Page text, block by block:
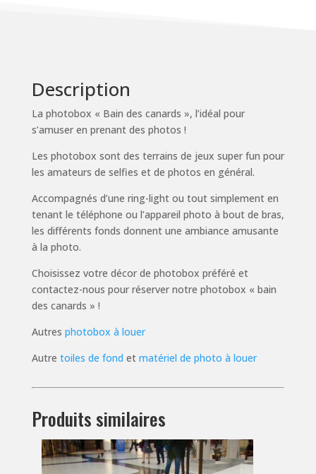
Description
La photobox « Bain des canards », l’idéal pour
s’amuser en prenant des photos !
Les photobox sont des terrains de jeux super fun pour
les amateurs de selfies et de photos en général.
Accompagnés d’une ring-light ou tout simplement en
tenant le téléphone ou l’appareil photo à bout de bras,
les différents fonds donnent une ambiance amusante
à la photo.
Choisissez votre décor de photobox préféré et
contactez-nous pour réserver notre photobox « bain
des canards » !
Autres photobox à louer
Autre toiles de fond et matériel de photo à louer
Produits similaires